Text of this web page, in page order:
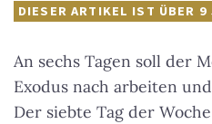
DIESER ARTIKEL IST ÜBER 9
An sechs Tagen soll der
Exodus nach arbeiten
Der siebte Tag der